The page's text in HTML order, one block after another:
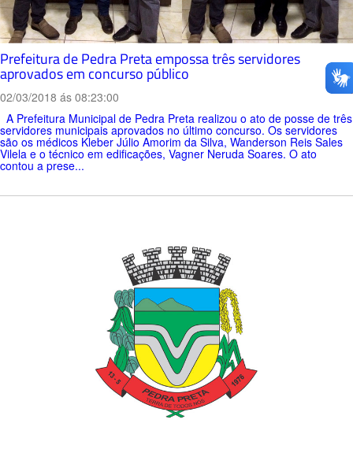
Prefeitura de Pedra Preta empossa três servidores
aprovados em concurso público
02/03/2018 ás 08:23:00
A Prefeitura Municipal de Pedra Preta realizou o ato de posse de três
servidores municipais aprovados no último concurso. Os servidores
são os médicos Kleber Júlio Amorim da Silva, Wanderson Reis Sales
Vilela e o técnico em edificações, Vagner Neruda Soares. O ato
contou a prese...